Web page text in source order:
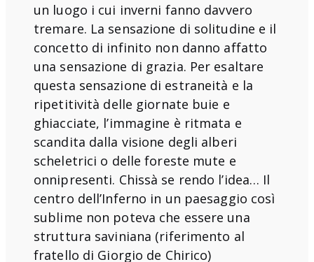
un luogo i cui inverni fanno davvero
tremare. La sensazione di solitudine e il
concetto di infinito non danno affatto
una sensazione di grazia. Per esaltare
questa sensazione di estraneità e la
ripetitività delle giornate buie e
ghiacciate, l’immagine è ritmata e
scandita dalla visione degli alberi
scheletrici o delle foreste mute e
onnipresenti. Chissà se rendo l’idea… Il
centro dell’Inferno in un paesaggio così
sublime non poteva che essere una
struttura saviniana (riferimento al
fratello di Giorgio de Chirico)